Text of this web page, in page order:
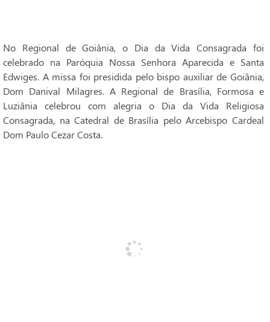
No Regional de Goiânia, o Dia da Vida Consagrada foi
celebrado na Paróquia Nossa Senhora Aparecida e Santa
Edwiges. A missa foi presidida pelo bispo auxiliar de Goiânia,
Dom Danival Milagres. A Regional de Brasília, Formosa e
Luziânia celebrou com alegria o Dia da Vida Religiosa
Consagrada, na Catedral de Brasília pelo Arcebispo Cardeal
Dom Paulo Cezar Costa.